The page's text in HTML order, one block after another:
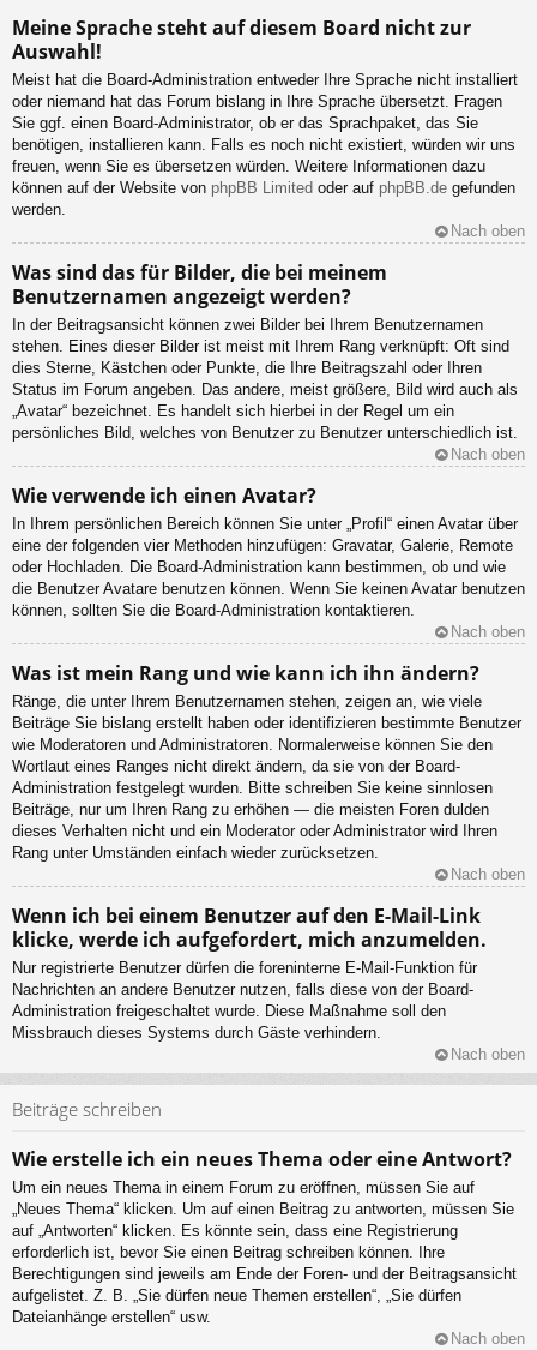
Meine Sprache steht auf diesem Board nicht zur
Auswahl!
Meist hat die Board-Administration entweder Ihre Sprache nicht installiert
oder niemand hat das Forum bislang in Ihre Sprache übersetzt. Fragen
Sie ggf. einen Board-Administrator, ob er das Sprachpaket, das Sie
benötigen, installieren kann. Falls es noch nicht existiert, würden wir uns
freuen, wenn Sie es übersetzen würden. Weitere Informationen dazu
können auf der Website von phpBB Limited oder auf phpBB.de gefunden
werden.
Nach oben
Was sind das für Bilder, die bei meinem
Benutzernamen angezeigt werden?
In der Beitragsansicht können zwei Bilder bei Ihrem Benutzernamen
stehen. Eines dieser Bilder ist meist mit Ihrem Rang verknüpft: Oft sind
dies Sterne, Kästchen oder Punkte, die Ihre Beitragszahl oder Ihren
Status im Forum angeben. Das andere, meist größere, Bild wird auch als
„Avatar“ bezeichnet. Es handelt sich hierbei in der Regel um ein
persönliches Bild, welches von Benutzer zu Benutzer unterschiedlich ist.
Nach oben
Wie verwende ich einen Avatar?
In Ihrem persönlichen Bereich können Sie unter „Profil“ einen Avatar über
eine der folgenden vier Methoden hinzufügen: Gravatar, Galerie, Remote
oder Hochladen. Die Board-Administration kann bestimmen, ob und wie
die Benutzer Avatare benutzen können. Wenn Sie keinen Avatar benutzen
können, sollten Sie die Board-Administration kontaktieren.
Nach oben
Was ist mein Rang und wie kann ich ihn ändern?
Ränge, die unter Ihrem Benutzernamen stehen, zeigen an, wie viele
Beiträge Sie bislang erstellt haben oder identifizieren bestimmte Benutzer
wie Moderatoren und Administratoren. Normalerweise können Sie den
Wortlaut eines Ranges nicht direkt ändern, da sie von der Board-
Administration festgelegt wurden. Bitte schreiben Sie keine sinnlosen
Beiträge, nur um Ihren Rang zu erhöhen — die meisten Foren dulden
dieses Verhalten nicht und ein Moderator oder Administrator wird Ihren
Rang unter Umständen einfach wieder zurücksetzen.
Nach oben
Wenn ich bei einem Benutzer auf den E-Mail-Link
klicke, werde ich aufgefordert, mich anzumelden.
Nur registrierte Benutzer dürfen die foreninterne E-Mail-Funktion für
Nachrichten an andere Benutzer nutzen, falls diese von der Board-
Administration freigeschaltet wurde. Diese Maßnahme soll den
Missbrauch dieses Systems durch Gäste verhindern.
Nach oben
Beiträge schreiben
Wie erstelle ich ein neues Thema oder eine Antwort?
Um ein neues Thema in einem Forum zu eröffnen, müssen Sie auf
„Neues Thema“ klicken. Um auf einen Beitrag zu antworten, müssen Sie
auf „Antworten“ klicken. Es könnte sein, dass eine Registrierung
erforderlich ist, bevor Sie einen Beitrag schreiben können. Ihre
Berechtigungen sind jeweils am Ende der Foren- und der Beitragsansicht
aufgelistet. Z. B. „Sie dürfen neue Themen erstellen“, „Sie dürfen
Dateianhänge erstellen“ usw.
Nach oben